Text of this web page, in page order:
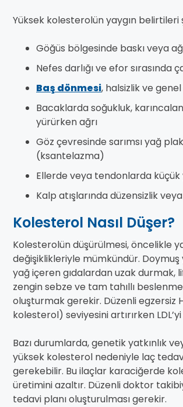
Yüksek kolesterolün yaygın belirtileri
Göğüs bölgesinde baskı veya
Nefes darlığı ve efor sırasında
Baş dönmesi, halsizlik ve
Bacaklarda soğukluk,
yürürken ağrı
Göz çevresinde sarımsı yağ
(ksantelazma)
Ellerde veya tendonlarda
Kalp atışlarında düzensizlik veya
Kolesterol Nasıl Düşer?
Kolesterolün düşürülmesi, öncelikle
değişiklikleriyle mümkündür.
yağ içeren gıdalardan uzak durmak,
zengin sebze ve tam tahıllı
oluşturmak gerekir. Düzenli egzersiz
kolesterol) seviyesini artırırken
Bazı durumlarda, genetik yatkınlık
yüksek kolesterol nedeniyle laç
gerekebilir. Bu ilaçlar karaciğerde
üretimini azaltır. Düzenli doktor
tedavi planı oluşturulması gerekir.